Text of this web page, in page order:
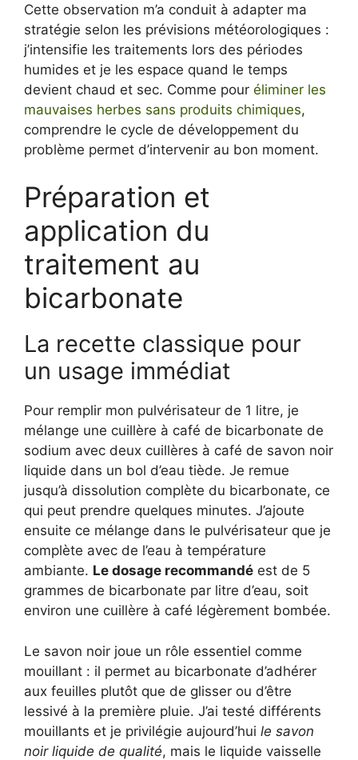
Cette observation m’a conduit à adapter ma
stratégie selon les prévisions météorologiques :
j’intensifie les traitements lors des périodes
humides et je les espace quand le temps
devient chaud et sec. Comme pour éliminer les
mauvaises herbes sans produits chimiques,
comprendre le cycle de développement du
problème permet d’intervenir au bon moment.
Préparation et
application du
traitement au
bicarbonate
La recette classique pour
un usage immédiat
Pour remplir mon pulvérisateur de 1 litre, je
mélange une cuillère à café de bicarbonate de
sodium avec deux cuillères à café de savon noir
liquide dans un bol d’eau tiède. Je remue
jusqu’à dissolution complète du bicarbonate, ce
qui peut prendre quelques minutes. J’ajoute
ensuite ce mélange dans le pulvérisateur que je
complète avec de l’eau à température
ambiante. Le dosage recommandé est de 5
grammes de bicarbonate par litre d’eau, soit
environ une cuillère à café légèrement bombée.
Le savon noir joue un rôle essentiel comme
mouillant : il permet au bicarbonate d’adhérer
aux feuilles plutôt que de glisser ou d’être
lessivé à la première pluie. J’ai testé différents
mouillants et je privilégie aujourd’hui le savon
noir liquide de qualité, mais le liquide vaisselle